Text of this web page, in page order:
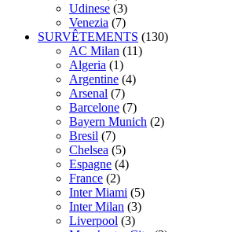
Udinese (3)
Venezia (7)
SURVÊTEMENTS (130)
AC Milan (11)
Algeria (1)
Argentine (4)
Arsenal (7)
Barcelone (7)
Bayern Munich (2)
Bresil (7)
Chelsea (5)
Espagne (4)
France (2)
Inter Miami (5)
Inter Milan (3)
Liverpool (3)